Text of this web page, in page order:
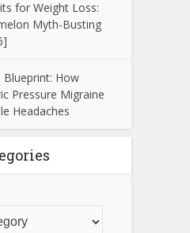
for Weight Loss:
Myth-Busting
How
Pressure Migraine
Headaches